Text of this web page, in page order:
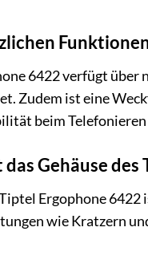
6422 verfügt über
Zudem ist eine
beim
Gehäuse des
Tiptel Ergophone
wie Kratzern